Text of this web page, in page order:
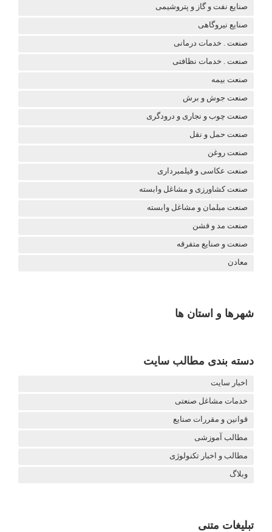
صنایع نفت و گاز و پتروشیمی
صنایع نیروگاهی
صنعت . خدمات درمانی
صنعت . خدمات نظافتی
صنعت بیمه
صنعت جوش و برش
صنعت چوب و نجاری و درودگری
صنعت حمل و نقل
صنعت روغن
صنعت عکاسی و فیلمبرداری
صنعت کشاورزی و مشاغل وابسته
صنعت مبلمان و مشاغل وابسته
صنعت مد و فشن
صنعت و صنایع متفرقه
معادن
شهرها و استان ها
دسته بندی مطالب سایت
اخبار سایت
خدمات مشاغل صنعتی
قوانین و مقررات صنایع
مطالب آموزشی
مطالب و اخبار تکنولوژی
وبلاگ
تبلیغات متنی